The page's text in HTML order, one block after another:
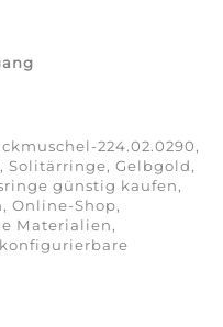
224.02.0290,
Solitärringe, Gelbgold,
günstig kaufen,
Online-Shop,
Materialien,